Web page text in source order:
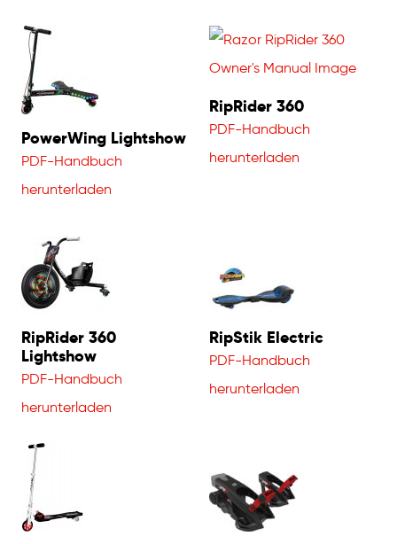
PowerWing Lightshow
PDF-Handbuch
herunterladen
RipRider 360
PDF-Handbuch
herunterladen
RipRider 360
Lightshow
PDF-Handbuch
herunterladen
RipStik Electric
PDF-Handbuch
herunterladen